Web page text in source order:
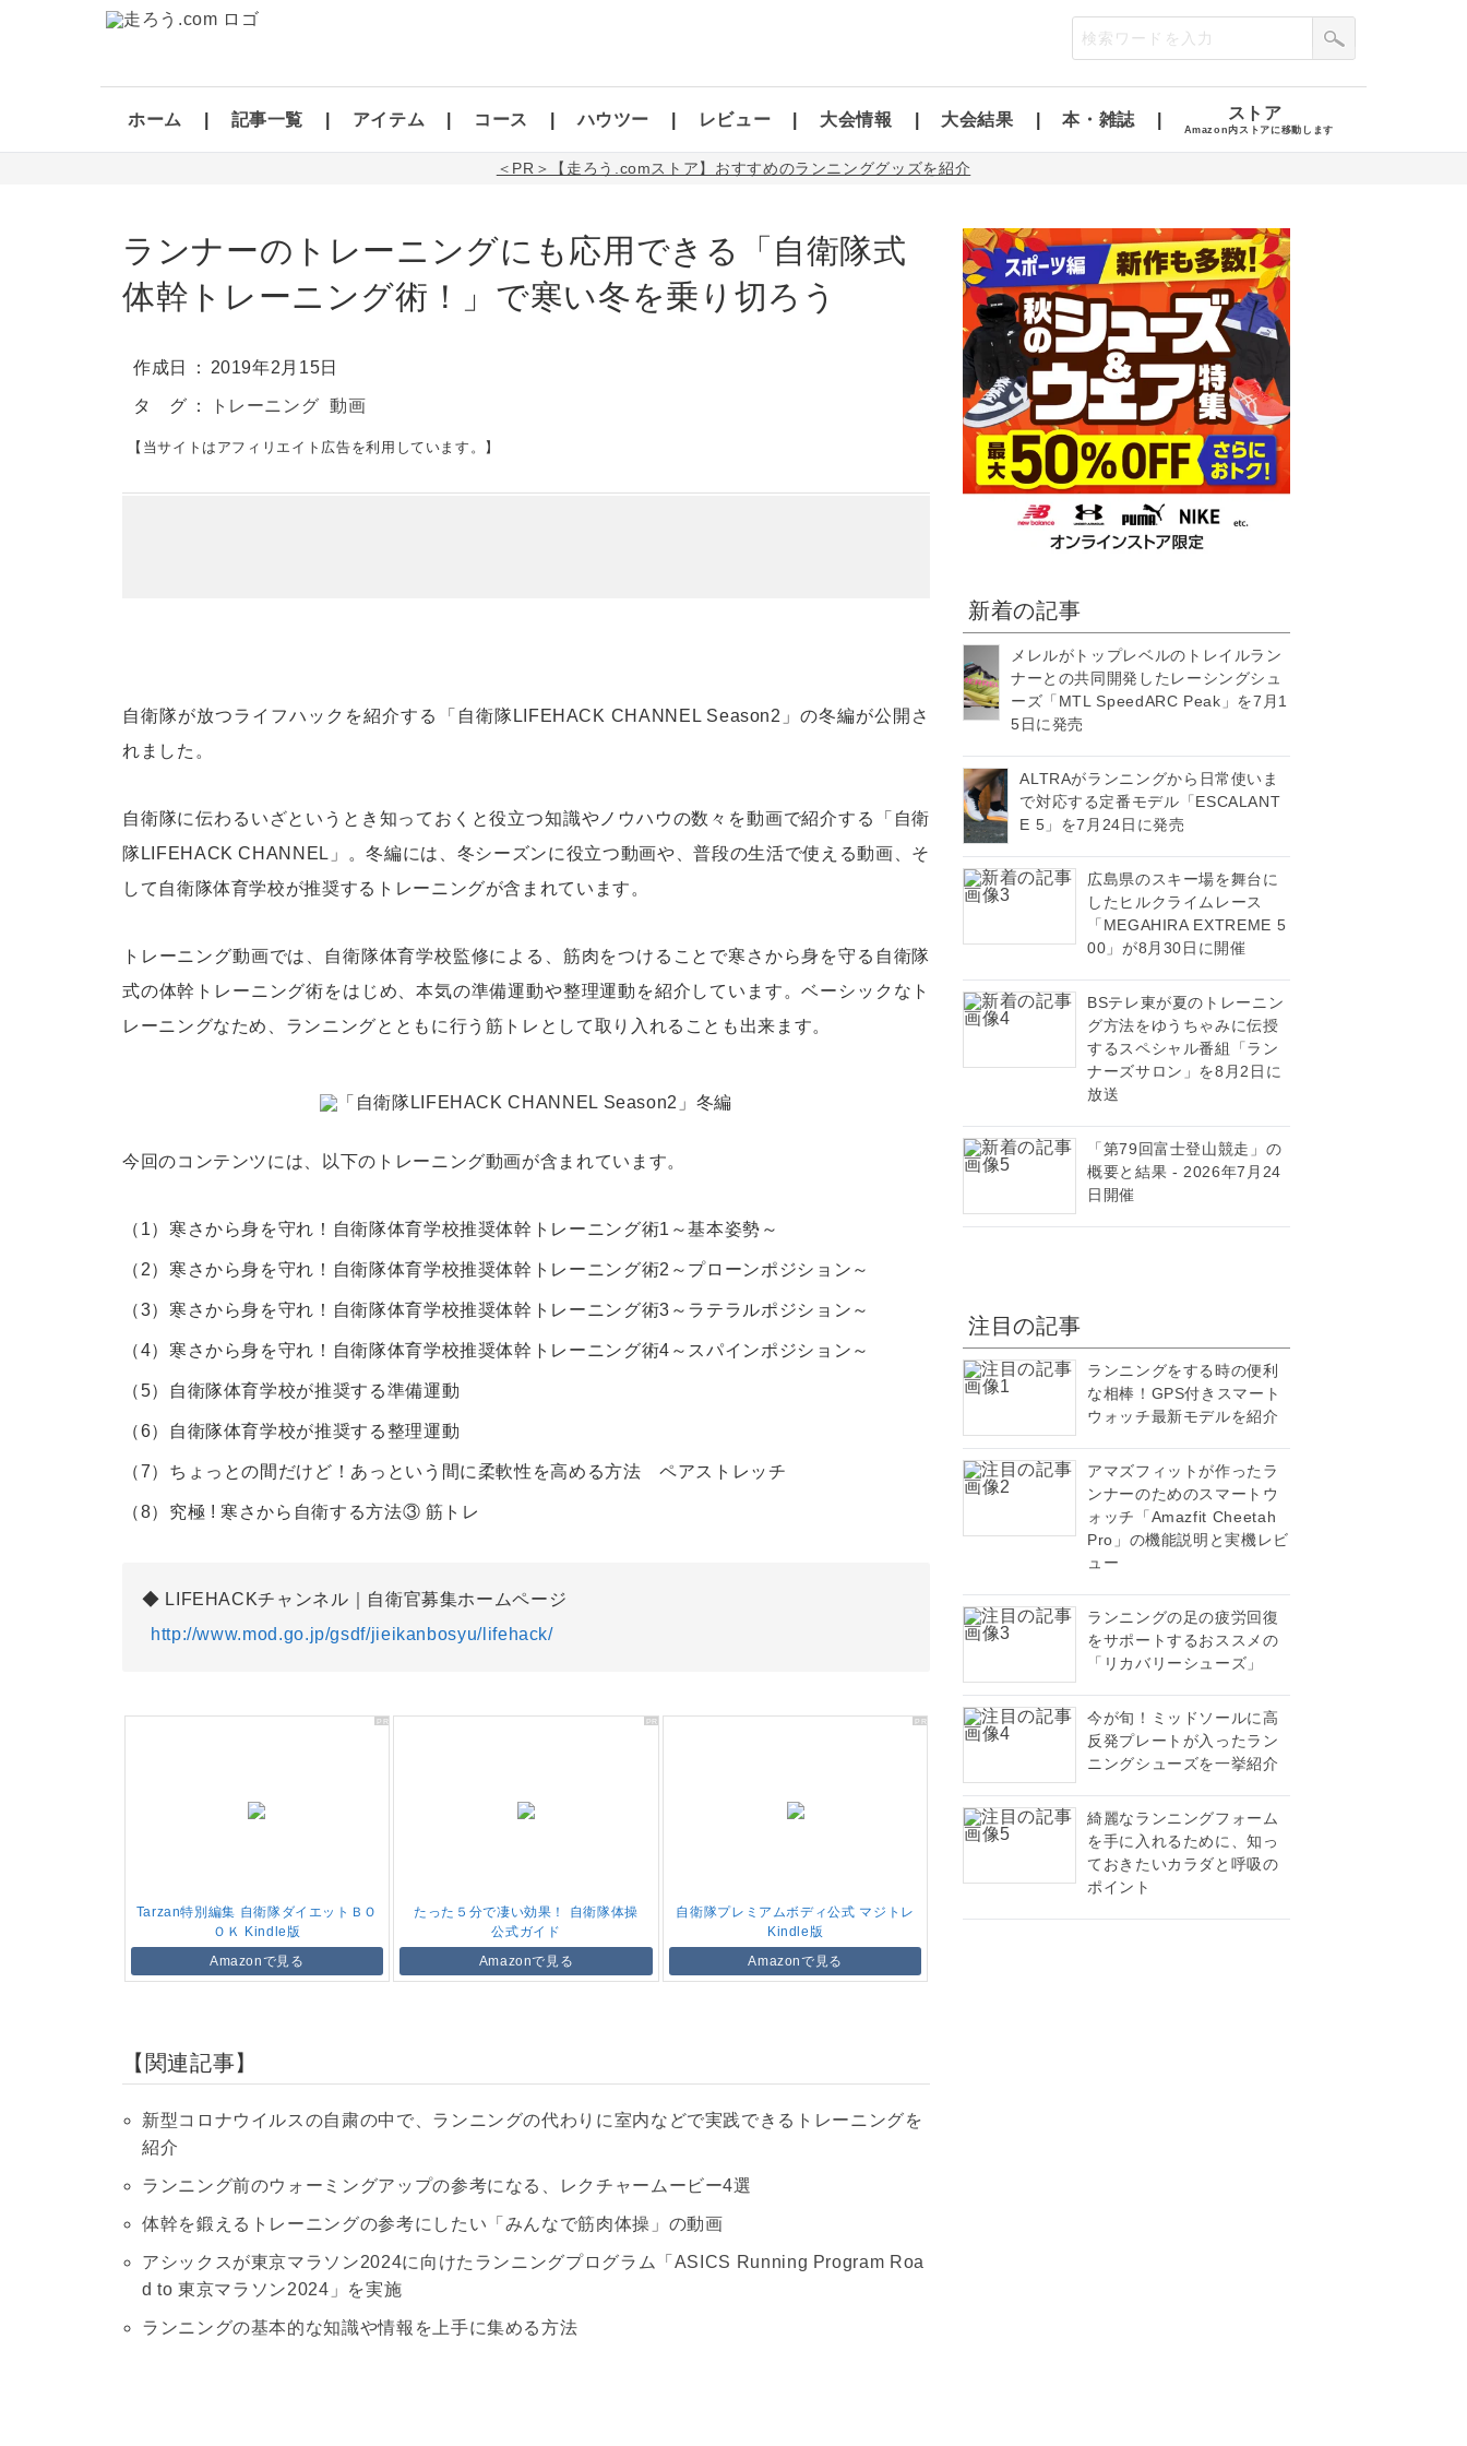
ホーム 記事一覧 アイテム コース ハウツー レビュー 大会情報 大会結果 本・雑誌 ストア
Amazon内ストアに移動します
＜PR＞【走ろう.comストア】おすすめのランニンググッズを紹介
ランナーのトレーニングにも応用できる「自衛隊式
体幹トレーニング術！」で寒い冬を乗り切ろう
作成日 2019年2月15日
タ グ トレーニング 動画
【当サイトはアフィリエイト広告を利用しています。】
自衛隊が放つライフハックを紹介する「自衛隊LIFEHACK CHANNEL Season2」の冬編が公開さ
れました。
自衛隊に伝わるいざというとき知っておくと役立つ知識やノウハウの数々を動画で紹介する「自衛
隊LIFEHACK CHANNEL」。冬編には、冬シーズンに役立つ動画や、普段の生活で使える動画、そ
して自衛隊体育学校が推奨するトレーニングが含まれています。
トレーニング動画では、自衛隊体育学校監修による、筋肉をつけることで寒さから身を守る自衛隊
式の体幹トレーニング術をはじめ、本気の準備運動や整理運動を紹介しています。ベーシックなト
レーニングなため、ランニングとともに行う筋トレとして取り入れることも出来ます。
今回のコンテンツには、以下のトレーニング動画が含まれています。
（1） 寒さから身を守れ！自衛隊体育学校推奨体幹トレーニング術1～基本姿勢～
（2） 寒さから身を守れ！自衛隊体育学校推奨体幹トレーニング術2～プローンポジション～
（3） 寒さから身を守れ！自衛隊体育学校推奨体幹トレーニング術3～ラテラルポジション～
（4） 寒さから身を守れ！自衛隊体育学校推奨体幹トレーニング術4～スパインポジション～
（5） 自衛隊体育学校が推奨する準備運動
（6） 自衛隊体育学校が推奨する整理運動
（7） ちょっとの間だけど！あっという間に柔軟性を高める方法 ペアストレッチ
（8） 究極 ! 寒さから自衛する方法③ 筋トレ
LIFEHACKチャンネル｜自衛官募集ホームページ
http://www.mod.go.jp/gsdf/jieikanbosyu/lifehack/
Tarzan特別編集 自衛隊ダイエットＢＯ
ＯＫ Kindle版
Amazonで見る
たった５分で凄い効果！ 自衛隊体操
公式ガイド
Amazonで見る
自衛隊プレミアムボディ公式 マジトレ
Kindle版
Amazonで見る
関連記事
新型コロナウイルスの自粛の中で、ランニングの代わりに室内などで実践できるトレーニングを
紹介
ランニング前のウォーミングアップの参考になる、レクチャームービー4選
体幹を鍛えるトレーニングの参考にしたい「みんなで筋肉体操」の動画
アシックスが東京マラソン2024に向けたランニングプログラム「ASICS Running Program Roa
d to 東京マラソン2024」を実施
ランニングの基本的な知識や情報を上手に集める方法
新着の記事
メレルがトップレベルのトレイルラン
ナーとの共同開発したレーシングシュ
ーズ「MTL SpeedARC Peak」を7月1
5日に発売
ALTRAがランニングから日常使いま
で対応する定番モデル「ESCALANT
E 5」を7月24日に発売
広島県のスキー場を舞台に
したヒルクライムレース
「MEGAHIRA EXTREME 5
00」が8月30日に開催
BSテレ東が夏のトレーニン
グ方法をゆうちゃみに伝授
するスペシャル番組「ラン
ナーズサロン」を8月2日に
放送
「第79回富士登山競走」の
概要と結果 - 2026年7月24
日開催
注目の記事
ランニングをする時の便利
な相棒！GPS付きスマート
ウォッチ最新モデルを紹介
アマズフィットが作ったラ
ンナーのためのスマートウ
ォッチ「Amazfit Cheetah
Pro」の機能説明と実機レビ
ュー
ランニングの足の疲労回復
をサポートするおススメの
「リカバリーシューズ」
今が旬！ミッドソールに高
反発プレートが入ったラン
ニングシューズを一挙紹介
綺麗なランニングフォーム
を手に入れるために、知っ
ておきたいカラダと呼吸の
ポイント